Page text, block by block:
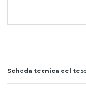
Scheda tecnica del